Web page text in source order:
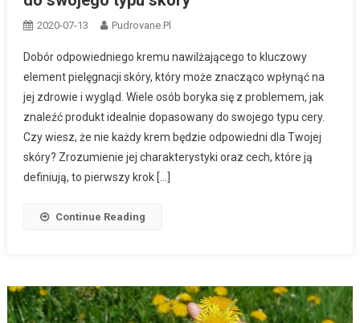
2020-07-13 Pudrovane.pl
Dobór odpowiedniego kremu nawilżającego to kluczowy
element pielęgnacji skóry, który może znacząco wpłynąć na
jej zdrowie i wygląd. Wiele osób boryka się z problemem, jak
znaleźć produkt idealnie dopasowany do swojego typu cery.
Czy wiesz, że nie każdy krem będzie odpowiedni dla Twojej
skóry? Zrozumienie jej charakterystyki oraz cech, które ją
definiują, to pierwszy krok […]
Continue Reading